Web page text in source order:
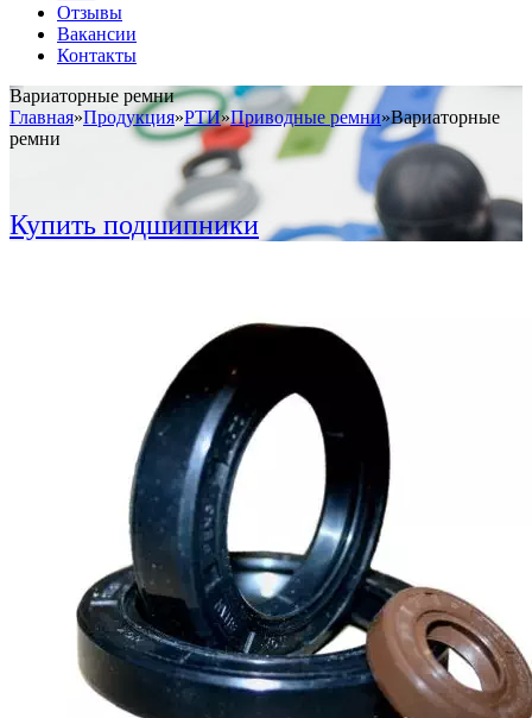
Отзывы
Вакансии
Контакты
Вариаторные ремни
Главная»Продукция»РТИ»Приводные ремни»Вариаторные
ремни
Купить подшипники